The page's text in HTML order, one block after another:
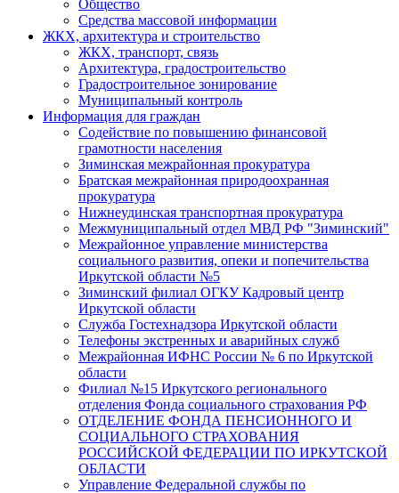
Общество
Средства массовой информации
ЖКХ, архитектура и строительство
ЖКХ, транспорт, связь
Архитектура, градостроительство
Градостроительное зонирование
Муниципальный контроль
Информация для граждан
Содействие по повышению финансовой
грамотности населения
Зиминская межрайонная прокуратура
Братская межрайонная природоохранная
прокуратура
Нижнеудинская транспортная прокуратура
Межмуниципальный отдел МВД РФ "Зиминский"
Межрайонное управление министерства
социального развития, опеки и попечительства
Иркутской области №5
Зиминский филиал ОГКУ Кадровый центр
Иркутской области
Служба Гостехнадзора Иркутской области
Телефоны экстренных и аварийных служб
Межрайонная ИФНС России № 6 по Иркутской
области
Филиал №15 Иркутского регионального
отделения Фонда социального страхования РФ
ОТДЕЛЕНИЕ ФОНДА ПЕНСИОННОГО И
СОЦИАЛЬНОГО СТРАХОВАНИЯ
РОССИЙСКОЙ ФЕДЕРАЦИИ ПО ИРКУТСКОЙ
ОБЛАСТИ
Управление Федеральной службы по